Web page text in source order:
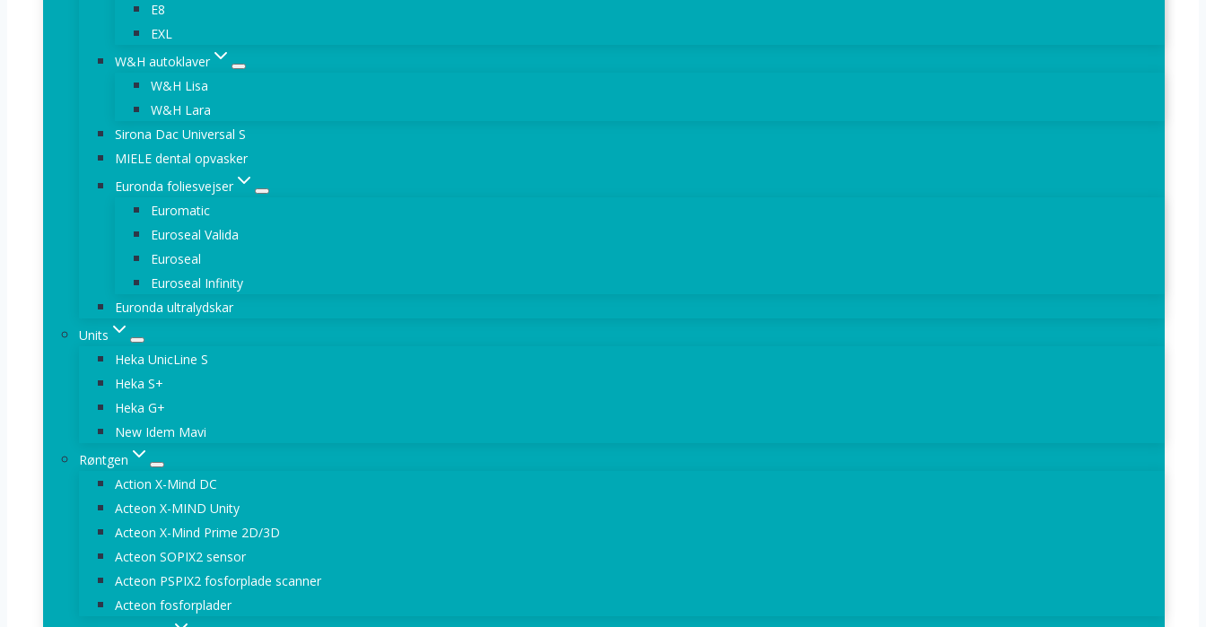
E8
EXL
W&H autoklaver
W&H Lisa
W&H Lara
Sirona Dac Universal S
MIELE dental opvasker
Euronda foliesvejser
Euromatic
Euroseal Valida
Euroseal
Euroseal Infinity
Euronda ultralydskar
Units
Heka UnicLine S
Heka S+
Heka G+
New Idem Mavi
Røntgen
Action X-Mind DC
Acteon X-MIND Unity
Acteon X-Mind Prime 2D/3D
Acteon SOPIX2 sensor
Acteon PSPIX2 fosforplade scanner
Acteon fosforplader